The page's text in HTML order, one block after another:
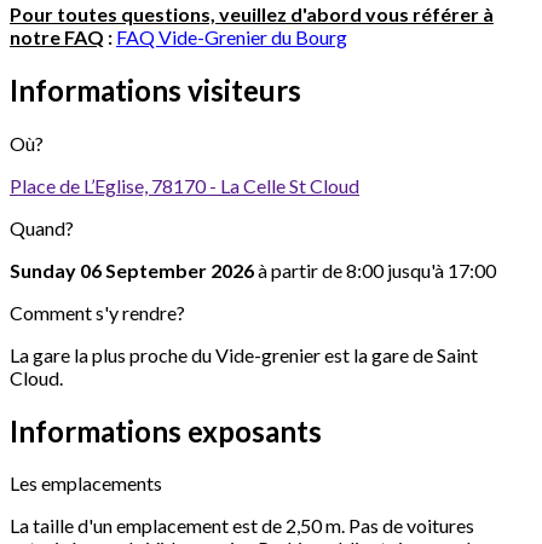
Pour toutes questions, veuillez d'abord vous référer à
notre FAQ : FAQ Vide-Grenier du Bourg
Informations visiteurs
Où?
Place de L’Eglise, 78170 - La Celle St Cloud
Quand?
Sunday 06 September 2026à partir de 8:00 jusqu'à 17:00
Comment s'y rendre?
La gare la plus proche du Vide-grenier est la gare de Saint
Cloud.
Informations exposants
Les emplacements
La taille d'un emplacement est de 2,50 m. Pas de voitures